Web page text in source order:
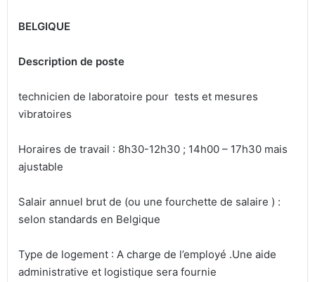
BELGIQUE
Description de poste
technicien de laboratoire pour tests et mesures
vibratoires
Horaires de travail : 8h30-12h30 ; 14h00 – 17h30 mais
ajustable
Salair annuel brut de (ou une fourchette de salaire ) :
selon standards en Belgique
Type de logement : A charge de l’employé .Une aide
administrative et logistique sera fournie